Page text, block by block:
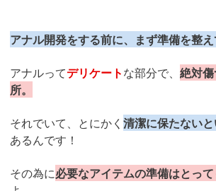
アナル開発をする前に、まず準備を整え
アナルってデリケートな部分で、 絶対
所。
それでいて、とにかく 清潔に保たない
あるんです！
その為に必要なアイテムの準備はとっ